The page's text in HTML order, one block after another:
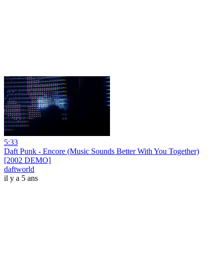
5:33
Daft Punk - Encore (Music Sounds Better With You Together)
[2002 DEMO]
daftworld
il y a 5 ans